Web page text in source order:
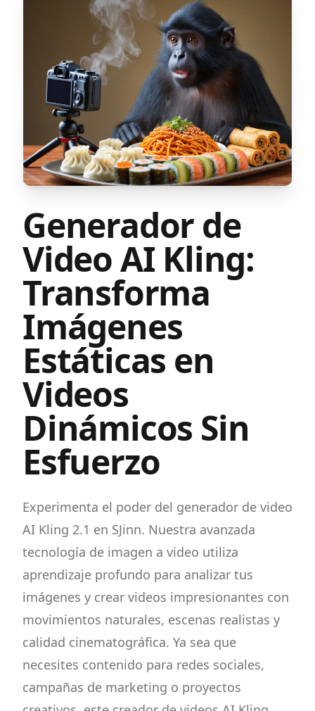
Generador de
Video AI Kling:
Transforma
Imágenes
Estáticas en
Videos
Dinámicos Sin
Esfuerzo
Experimenta el poder del generador de video
AI Kling 2.1 en SJinn. Nuestra avanzada
tecnología de imagen a video utiliza
aprendizaje profundo para analizar tus
imágenes y crear videos impresionantes con
movimientos naturales, escenas realistas y
calidad cinematográfica. Ya sea que
necesites contenido para redes sociales,
campañas de marketing o proyectos